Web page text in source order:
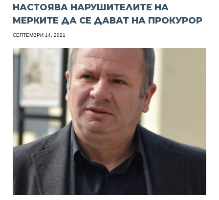
НАСТОЯВА НАРУШИТЕЛИТЕ НА
МЕРКИТЕ ДА СЕ ДАВАТ НА ПРОКУРОР
СЕПТЕМВРИ 14, 2021